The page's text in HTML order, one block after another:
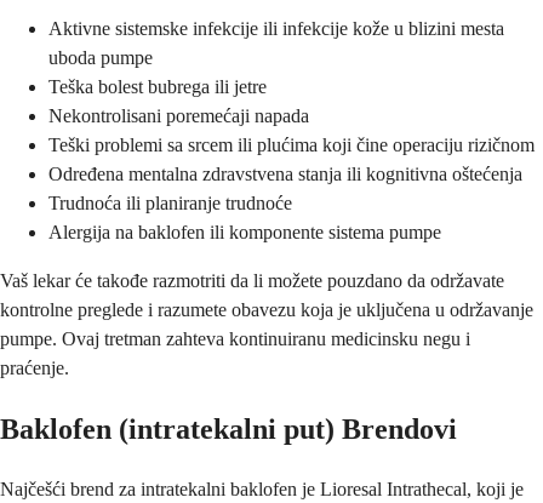
Aktivne sistemske infekcije ili infekcije kože u blizini mesta
uboda pumpe
Teška bolest bubrega ili jetre
Nekontrolisani poremećaji napada
Teški problemi sa srcem ili plućima koji čine operaciju rizičnom
Određena mentalna zdravstvena stanja ili kognitivna oštećenja
Trudnoća ili planiranje trudnoće
Alergija na baklofen ili komponente sistema pumpe
Vaš lekar će takođe razmotriti da li možete pouzdano da održavate
kontrolne preglede i razumete obavezu koja je uključena u održavanje
pumpe. Ovaj tretman zahteva kontinuiranu medicinsku negu i
praćenje.
Baklofen (intratekalni put) Brendovi
Najčešći brend za intratekalni baklofen je Lioresal Intrathecal, koji je